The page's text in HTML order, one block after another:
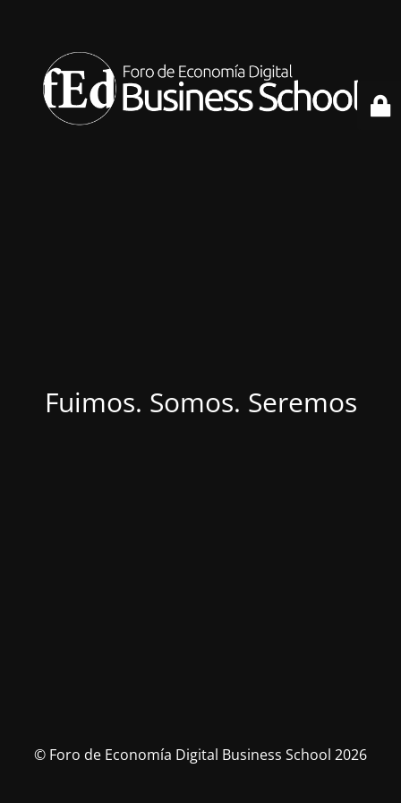
Fuimos. Somos. Seremos
© Foro de Economía Digital Business School 2026